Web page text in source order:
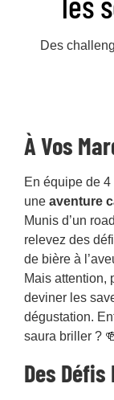
Des
À Vos
En équipe de
une aventure
Munis d’un
relevez des
de bière à
Mais attention,
deviner les
dégustation.
saura briller ?
Des Défis